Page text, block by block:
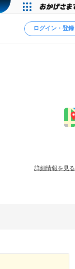
ログイン・登録
詳細情報を見る